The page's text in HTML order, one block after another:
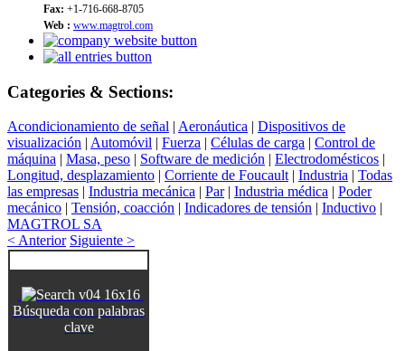
Fax: +1-716-668-8705
Web : www.magtrol.com
Categories & Sections:
Acondicionamiento de señal | Aeronáutica | Dispositivos de
visualización | Automóvil | Fuerza | Células de carga | Control de
máquina | Masa, peso | Software de medición | Electrodomésticos |
Longitud, desplazamiento | Corriente de Foucault | Industria | Todas
las empresas | Industria mecánica | Par| Industria médica | Poder
mecánico | Tensión, coacción | Indicadores de tensión | Inductivo |
MAGTROL SA
< Anterior Siguiente >
Búsqueda con palabras
clave